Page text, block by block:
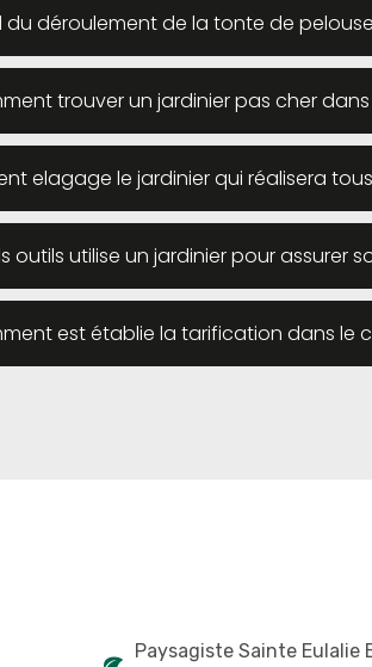
du déroulement de la tonte de pelouse
trouver un jardinier pas cher dans
elagage le jardinier qui réalisera
outils utilise un jardinier pour assurer
est établie la tarification dans le
Paysagiste Sainte Eulalie